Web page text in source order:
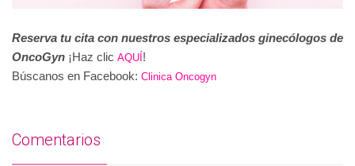
Reserva tu cita con nuestros especializados ginecólogos de
OncoGyn ¡Haz clic AQUÍ !
Búscanos en Facebook: Clinica Oncogyn
Comentarios